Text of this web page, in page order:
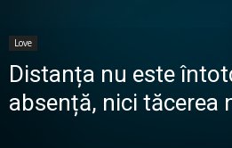
Love
Distanța nu este
absență, nici tăcerea